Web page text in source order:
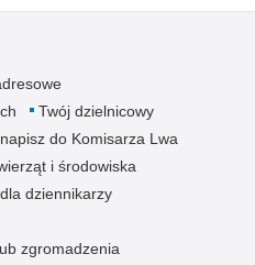
Twój dzielnicowy
do Komisarza Lwa
i środowiska
dziennikarzy
zgromadzenia